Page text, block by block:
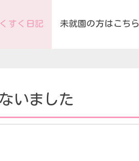
すく日記 未就園の方はこちら
いました